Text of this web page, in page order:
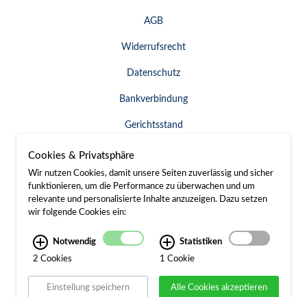
AGB
Widerrufsrecht
Datenschutz
Bankverbindung
Gerichtsstand
Widerruf erklären
SERVICE & KONTAKT
Besuch / Anfahrt
Kontakt
Cookies & Privatsphäre
Wir nutzen Cookies, damit unsere Seiten zuverlässig und sicher
funktionieren, um die Performance zu überwachen und um
relevante und personalisierte Inhalte anzuzeigen. Dazu setzen
wir folgende Cookies ein:
Notwendig
2 Cookies
Statistiken
1 Cookie
Einstellung speichern Alle Cookies akzeptieren